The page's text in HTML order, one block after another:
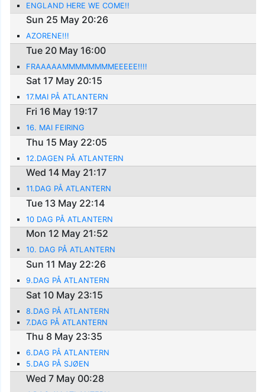
ENGLAND HERE WE COME!!
Sun 25 May 20:26
AZORENE!!!
Tue 20 May 16:00
FRAAAAAMMMMMMMMEEEEE!!!!
Sat 17 May 20:15
17.MAI PÅ ATLANTERN
Fri 16 May 19:17
16. MAI FEIRING
Thu 15 May 22:05
12.DAGEN PÅ ATLANTERN
Wed 14 May 21:17
11.DAG PÅ ATLANTERN
Tue 13 May 22:14
10 DAG PÅ ATLANTERN
Mon 12 May 21:52
10. DAG PÅ ATLANTERN
Sun 11 May 22:26
9.DAG PÅ ATLANTERN
Sat 10 May 23:15
8.DAG PÅ ATLANTERN
7.DAG PÅ ATLANTERN
Thu 8 May 23:35
6.DAG PÅ ATLANTERN
5.DAG PÅ SJØEN
Wed 7 May 00:28